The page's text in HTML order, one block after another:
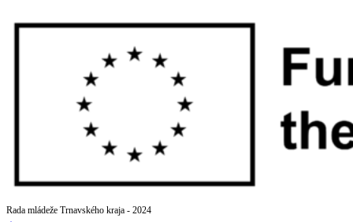
Rada mládeže Trnavského kraja - 2024